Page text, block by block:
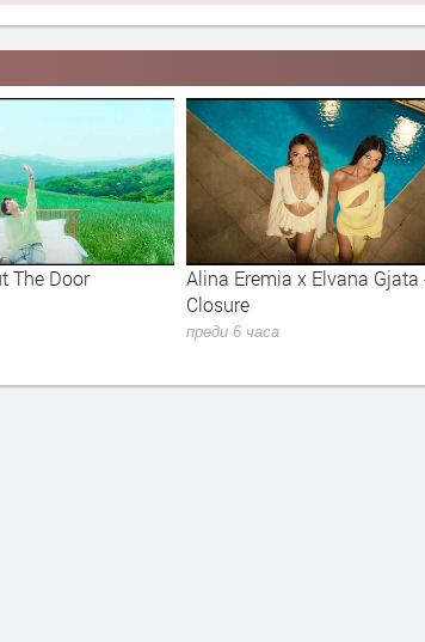
Alina Eremia x Elvana Gjata -
Kiss -